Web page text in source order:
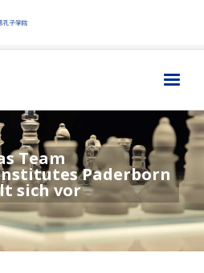
Team
Paderborn
sich vor